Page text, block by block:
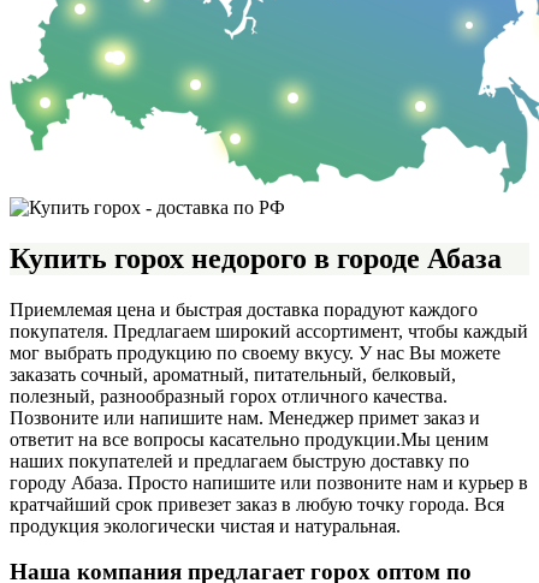
Купить горох недорого в городе Абаза
Приемлемая цена и быстрая доставка порадуют каждого
покупателя. Предлагаем широкий ассортимент, чтобы каждый
мог выбрать продукцию по своему вкусу. У нас Вы можете
заказать сочный, ароматный, питательный, белковый,
полезный, разнообразный горох отличного качества.
Позвоните или напишите нам. Менеджер примет заказ и
ответит на все вопросы касательно продукции.Мы ценим
наших покупателей и предлагаем быструю доставку по
городу Абаза. Просто напишите или позвоните нам и курьер в
кратчайший срок привезет заказ в любую точку города. Вся
продукция экологически чистая и натуральная.
Наша компания предлагает горох оптом по